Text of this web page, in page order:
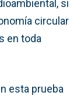
si
circular
en toda
esta prueba